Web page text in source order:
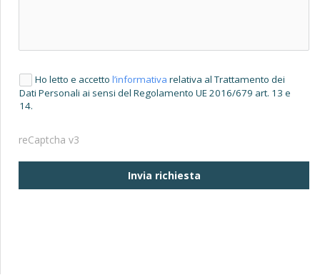
Ho letto e accettol’informativa relativa al Trattamento dei
Dati Personali ai sensi del Regolamento UE 2016/679 art. 13 e
14.
reCaptcha v3
Invia richiesta